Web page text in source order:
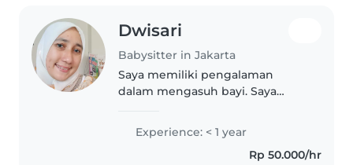
Dwisari
Babysitter in Jakarta
Saya memiliki pengalaman
dalam mengasuh bayi. Saya
saya & tetangga saya. Saya siap
untuk membantu Anda
mengasuh anak-anak Anda di
Experience: < 1 year
Rp 50.000/hr